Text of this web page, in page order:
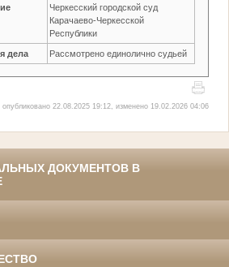
Черкесский городской суд
Карачаево-Черкесской
Республики
дела Рассмотрено единолично судьей
опубликовано 22.08.2025 19:12, изменено 19.02.2026 04:06
ДОКУМЕНТОВ В